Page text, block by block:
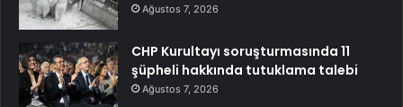
Ağustos 7, 2026
CHP Kurultayı soruşturmasında 11
şüpheli hakkında tutuklama talebi
Ağustos 7, 2026